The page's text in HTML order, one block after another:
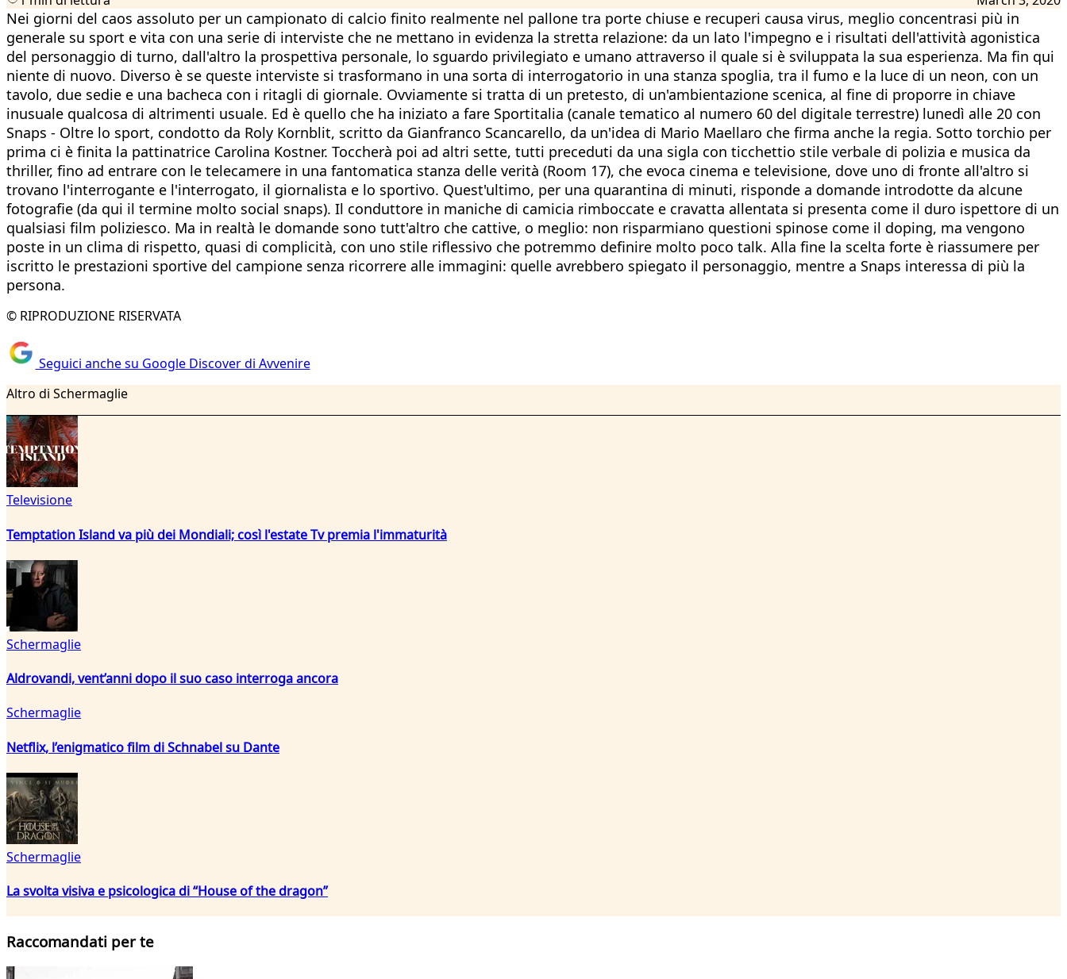
Nei giorni del caos assoluto per un campionato di calcio finito realmente nel pallone tra porte chiuse e recuperi causa virus, meglio concentrasi più in
generale su sport e vita con una serie di interviste che ne mettano in evidenza la stretta relazione: da un lato l'impegno e i risultati dell'attività agonistica
del personaggio di turno, dall'altro la prospettiva personale, lo sguardo privilegiato e umano attraverso il quale si è sviluppata la sua esperienza. Ma fin qui
niente di nuovo. Diverso è se queste interviste si trasformano in una sorta di interrogatorio in una stanza spoglia, tra il fumo e la luce di un neon, con un
tavolo, due sedie e una bacheca con i ritagli di giornale. Ovviamente si tratta di un pretesto, di un'ambientazione scenica, al fine di proporre in chiave
inusuale qualcosa di altrimenti usuale. Ed è quello che ha iniziato a fare Sportitalia (canale tematico al numero 60 del digitale terrestre) lunedì alle 20 con
Snaps - Oltre lo sport, condotto da Roly Kornblit, scritto da Gianfranco Scancarello, da un'idea di Mario Maellaro che firma anche la regia. Sotto torchio per
prima ci è finita la pattinatrice Carolina Kostner. Toccherà poi ad altri sette, tutti preceduti da una sigla con ticchettio stile verbale di polizia e musica da
thriller, fino ad entrare con le telecamere in una fantomatica stanza delle verità (Room 17), che evoca cinema e televisione, dove uno di fronte all'altro si
trovano l'interrogante e l'interrogato, il giornalista e lo sportivo. Quest'ultimo, per una quarantina di minuti, risponde a domande introdotte da alcune
fotografie (da qui il termine molto social snaps). Il conduttore in maniche di camicia rimboccate e cravatta allentata si presenta come il duro ispettore di un
qualsiasi film poliziesco. Ma in realtà le domande sono tutt'altro che cattive, o meglio: non risparmiano questioni spinose come il doping, ma vengono
poste in un clima di rispetto, quasi di complicità, con uno stile riflessivo che potremmo definire molto poco talk. Alla fine la scelta forte è riassumere per
iscritto le prestazioni sportive del campione senza ricorrere alle immagini: quelle avrebbero spiegato il personaggio, mentre a Snaps interessa di più la
persona.
© RIPRODUZIONE RISERVATA
Seguici anche su Google Discover di Avvenire
Altro di Schermaglie
Televisione
Temptation Island va più dei Mondiali; così l'estate Tv premia l'immaturità
Schermaglie
Aldrovandi, vent’anni dopo il suo caso interroga ancora
Schermaglie
Netflix, l’enigmatico film di Schnabel su Dante
Schermaglie
La svolta visiva e psicologica di “House of the dragon”
Raccomandati per te